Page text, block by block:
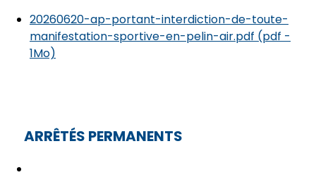
20260620-ap-portant-interdiction-de-toute-
manifestation-sportive-en-pelin-air.pdf (pdf -
1Mo)
ARRÊTÉS PERMANENTS